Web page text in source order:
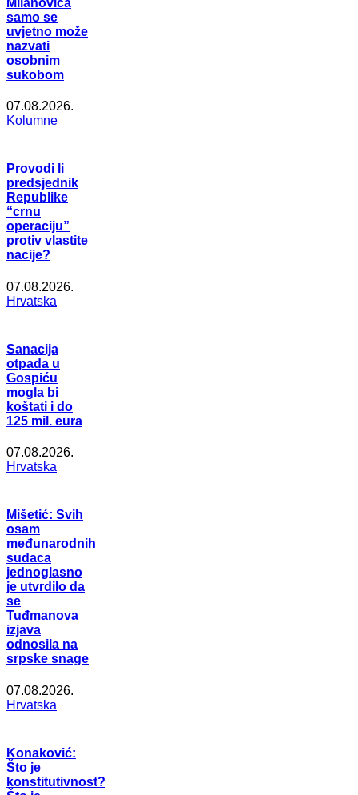
samo se
uvjetno može
nazvati
osobnim
sukobom
07.08.2026.
Kolumne
Provodi li
predsjednik
Republike
“crnu
operaciju”
protiv vlastite
nacije?
07.08.2026.
Hrvatska
Sanacija
otpada u
Gospiću
mogla bi
koštati i do
125 mil. eura
07.08.2026.
Hrvatska
Mišetić: Svih
osam
međunarodnih
sudaca
jednoglasno
je utvrdilo da
se
Tuđmanova
izjava
odnosila na
srpske snage
07.08.2026.
Hrvatska
Konaković:
Što je
konstitutivnost?